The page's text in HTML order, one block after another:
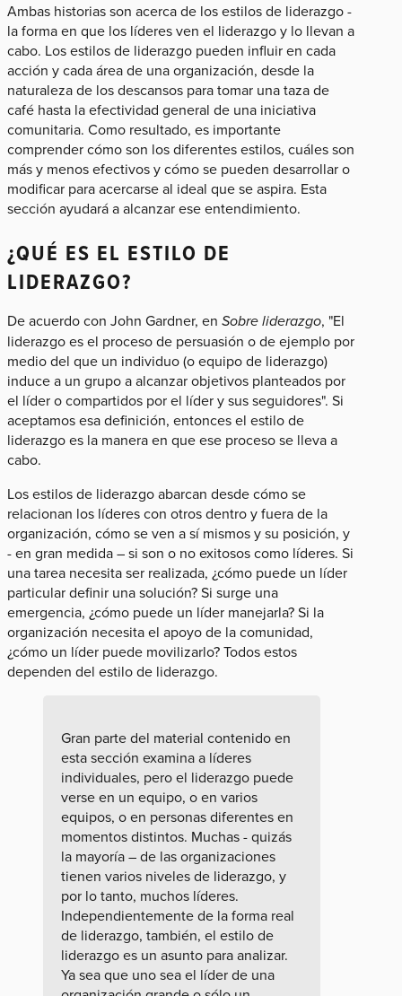
Ambas historias son acerca de los estilos de liderazgo -
la forma en que los líderes ven el liderazgo y lo llevan a
cabo. Los estilos de liderazgo pueden influir en cada
acción y cada área de una organización, desde la
naturaleza de los descansos para tomar una taza de
café hasta la efectividad general de una iniciativa
comunitaria. Como resultado, es importante
comprender cómo son los diferentes estilos, cuáles son
más y menos efectivos y cómo se pueden desarrollar o
modificar para acercarse al ideal que se aspira. Esta
sección ayudará a alcanzar ese entendimiento.
¿QUÉ ES EL ESTILO DE
LIDERAZGO?
De acuerdo con John Gardner, en Sobre liderazgo, "El
liderazgo es el proceso de persuasión o de ejemplo por
medio del que un individuo (o equipo de liderazgo)
induce a un grupo a alcanzar objetivos planteados por
el líder o compartidos por el líder y sus seguidores". Si
aceptamos esa definición, entonces el estilo de
liderazgo es la manera en que ese proceso se lleva a
cabo.
Los estilos de liderazgo abarcan desde cómo se
relacionan los líderes con otros dentro y fuera de la
organización, cómo se ven a sí mismos y su posición, y
- en gran medida – si son o no exitosos como líderes. Si
una tarea necesita ser realizada, ¿cómo puede un líder
particular definir una solución? Si surge una
emergencia, ¿cómo puede un líder manejarla? Si la
organización necesita el apoyo de la comunidad,
¿cómo un líder puede movilizarlo? Todos estos
dependen del estilo de liderazgo.
Gran parte del material contenido en
esta sección examina a líderes
individuales, pero el liderazgo puede
verse en un equipo, o en varios
equipos, o en personas diferentes en
momentos distintos. Muchas - quizás
la mayoría – de las organizaciones
tienen varios niveles de liderazgo, y
por lo tanto, muchos líderes.
Independientemente de la forma real
de liderazgo, también, el estilo de
liderazgo es un asunto para analizar.
Ya sea que uno sea el líder de una